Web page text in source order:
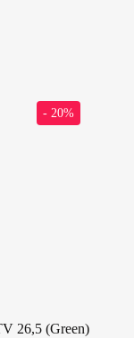
- 20%
26,5 (Green)